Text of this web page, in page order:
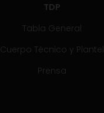
TDP
Tabla General
Cuerpo Técnico y Plantel
Prensa